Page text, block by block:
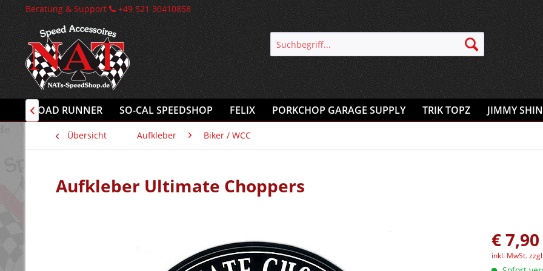
Beratung & Support +49 521 30410858
ROAD RUNNER SO-CAL SPEEDSHOP FELIX PORKCHOP GARAGE SUPPLY TRIK TOPZ JIMMY

Übersicht Aufkleber Biker / WCC
Aufkleber Ultimate Choppers
€
inkl. MwSt.